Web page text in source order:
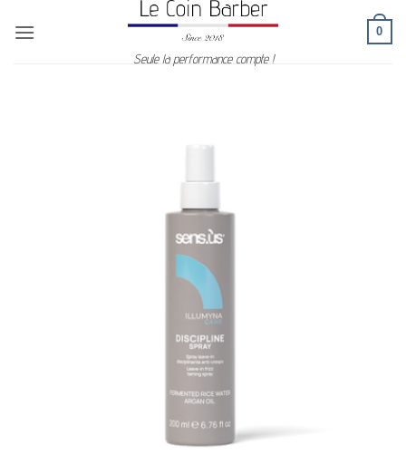
Seule la performance compte !
0